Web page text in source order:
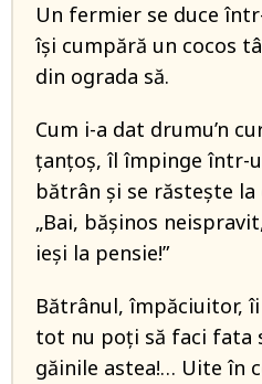
Un fermier se duce
își cumpără un cocos
din ograda să.
Cum i-a dat drumu’n
țanțoș, îl împinge într-
bătrân și se răstește la
„Bai, bășinos
ieși la pensie!”
Bătrânul, împăciuitor, îi
tot nu poți să faci fata
găinile astea!… Uite în